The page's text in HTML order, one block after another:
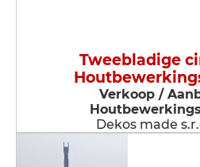
Tweebladige
Verkoop /
Dekos made